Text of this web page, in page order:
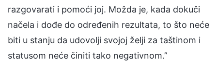
razgovarati i pomoći joj. Možda je, kada dokuči
načela i dođe do određenih rezultata, to što neće
biti u stanju da udovolji svojoj želji za taštinom i
statusom neće činiti tako negativnom.”